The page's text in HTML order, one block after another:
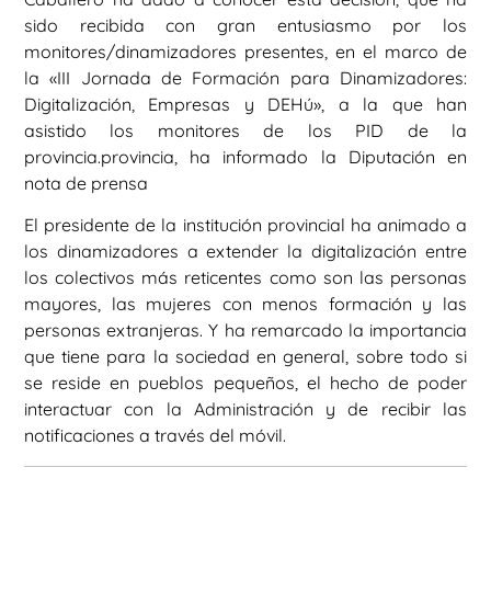
sido recibida con gran entusiasmo por los
monitores/dinamizadores presentes, en el marco de
la «III Jornada de Formación para Dinamizadores:
Digitalización, Empresas y DEHú», a la que han
asistido los monitores de los PID de la
provincia.provincia, ha informado la Diputación en
nota de prensa
El presidente de la institución provincial ha animado a
los dinamizadores a extender la digitalización entre
los colectivos más reticentes como son las personas
mayores, las mujeres con menos formación y las
personas extranjeras. Y ha remarcado la importancia
que tiene para la sociedad en general, sobre todo si
se reside en pueblos pequeños, el hecho de poder
interactuar con la Administración y de recibir las
notificaciones a través del móvil.